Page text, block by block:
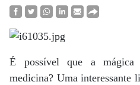
É possível que a
medicina? Uma interessante